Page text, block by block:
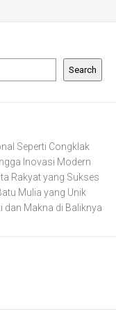
Search
Seperti Congklak
Inovasi Modern
Rakyat yang Sukses
Mulia yang Unik
dan Makna di Baliknya